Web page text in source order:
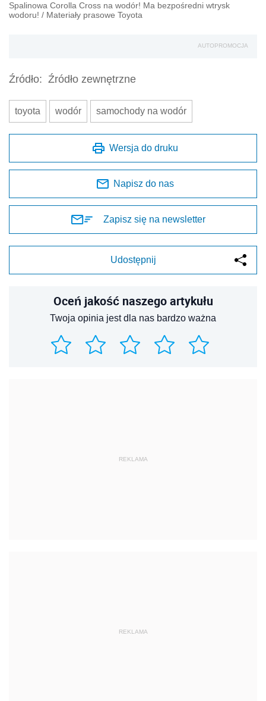
Spalinowa Corolla Cross na wodór! Ma bezpośredni wtrysk
wodoru! / Materiały prasowe Toyota
AUTOPROMOCJA
Źródło: Źródło zewnętrzne
toyota wodór samochody na wodór
Wersja do druku
Napisz do nas
Zapisz się na newsletter
Udostępnij
Oceń jakość naszego artykułu
Twoja opinia jest dla nas bardzo ważna
REKLAMA
REKLAMA